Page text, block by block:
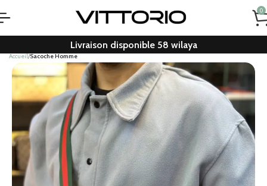
0
Livraison disponible 58 wilaya
Accueil Sacoche Homme